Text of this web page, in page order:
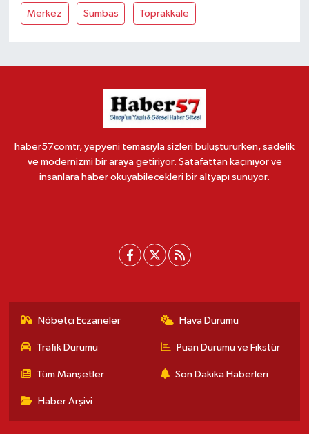
Merkez Sumbas Toprakkale
haber57comtr, yepyeni temasıyla sizleri buluştururken, sadelik
ve modernizmi bir araya getiriyor. Şatafattan kaçınıyor ve
insanlara haber okuyabilecekleri bir altyapı sunuyor.
Nöbetçi Eczaneler Hava Durumu
Trafik Durumu Puan Durumu ve Fikstür
Tüm Manşetler Son Dakika Haberleri
Haber Arşivi